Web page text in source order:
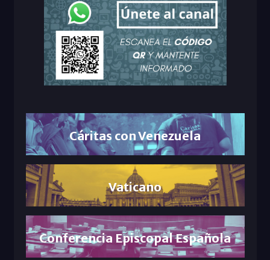
Cáritas con Venezuela
Vaticano
Conferencia Episcopal Española